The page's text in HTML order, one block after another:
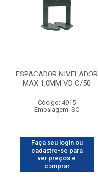
ESPACADOR NIVELADOR
MAX 1,0MM VD C/50
Código: 4915
Embalagem: SC
Faça seu login ou
cadastre-se para
ver preços e
comprar